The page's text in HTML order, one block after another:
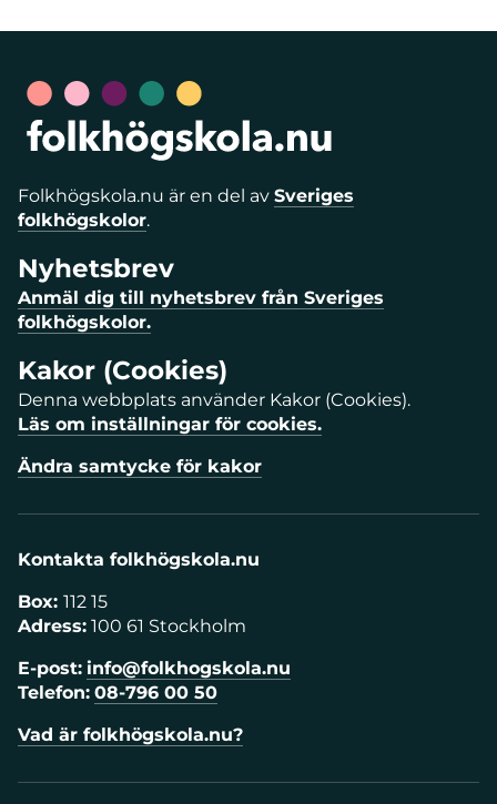
Folkhögskola.nu är en del av Sveriges
folkhögskolor.
Nyhetsbrev
Anmäl dig till nyhetsbrev från Sveriges
folkhögskolor.
Kakor (Cookies)
Denna webbplats använder Kakor (Cookies).
Läs om inställningar för cookies.
Ändra samtycke för kakor
Kontakta folkhögskola.nu
Box: 112 15
Adress: 100 61 Stockholm
E-post: info@folkhogskola.nu
Telefon: 08-796 00 50
Vad är folkhögskola.nu?